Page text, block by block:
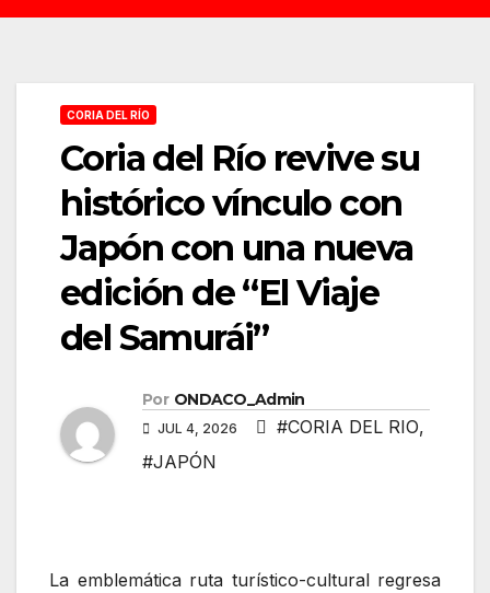
CORIA DEL RÍO
Coria del Río revive su
histórico vínculo con
Japón con una nueva
edición de “El Viaje
del Samurái”
Por ONDACO_Admin
JUL 4, 2026 #CORIA DEL RIO,
#JAPÓN
La emblemática ruta turístico-cultural regresa